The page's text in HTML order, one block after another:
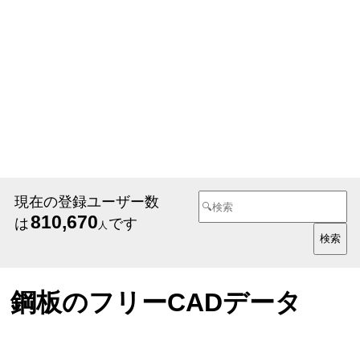
現在の登録ユーザー数
は810,670 人 です
鋼板のフリーCADデータ